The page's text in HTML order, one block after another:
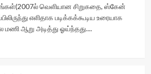
(2007ல் வெளியான சிறுகதை, ஸ்கேன்
எளிதாக படிக்கக்கூடிய உரையாக
மணி ஆறு அடித்து ஓய்ந்தது....